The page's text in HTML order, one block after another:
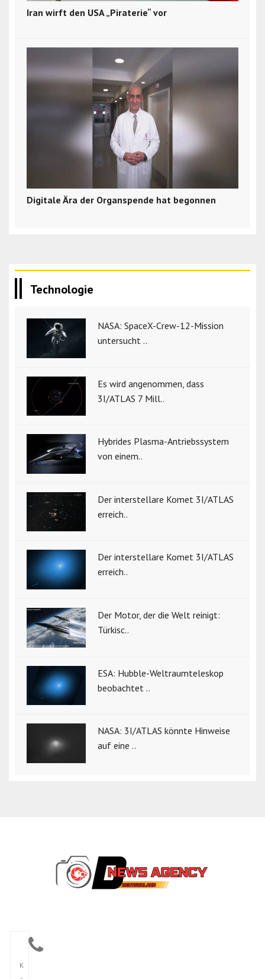
Iran wirft den USA „Piraterie“ vor
Digitale Ära der Organspende hat begonnen
Technologie
NASA: SpaceX-Crew-12-Mission
untersucht ..
Es wird angenommen, dass
3I/ATLAS 7 Mill..
Hybrides Plasma-Antriebssystem
von einem..
Der interstellare Komet 3I/ATLAS
erreich..
Der interstellare Komet 3I/ATLAS
erreich..
Der Motor, der die Welt reinigt:
Türkisc..
ESA: Hubble-Weltraumteleskop
beobachtet ..
NASA: 3I/ATLAS könnte Hinweise
auf eine ..
K